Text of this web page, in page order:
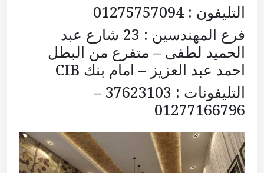
التليفون : 01275757094
فرع المهندسين : 23 شارع عبد
الحميد لطفى – متفرع من البطل
احمد عبد العزيز – امام بنك CIB
التليفونات : 37623103 –
01277166796